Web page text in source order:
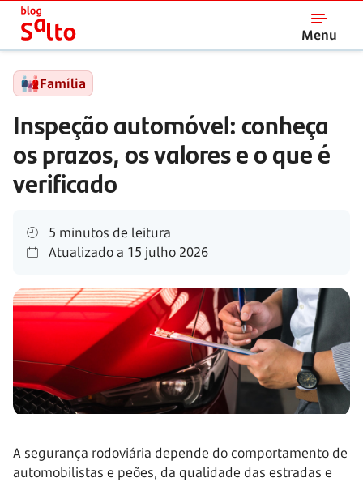
Menu
Salto
Família
Inspeção automóvel: conheça
os prazos, os valores e o que é
verificado
5 minutos de leitura
Atualizado a 15 julho 2026
A segurança rodoviária depende do comportamento de
automobilistas e peões, da qualidade das estradas e